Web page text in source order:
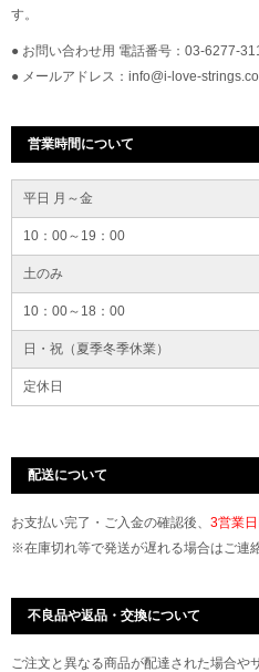
す。
● お問い合わせ用 電話番号：03-6277-
● メールアドレス：info@i-love-
営業時間について
平日 月～金
10：00～19：00
土のみ
10：00～18：00
日・祝（夏季冬季休業）
定休日
配送について
お支払い完了・ご入金の確認後、 3営業日
※在庫切れ等で発送が遅れる場合はご連
不良品や返品・交換について
ご注文と異なる商品が配達された場合や